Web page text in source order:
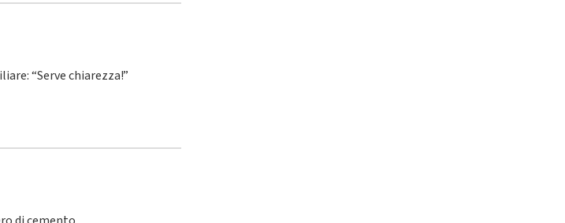
“Serve chiarezza!”